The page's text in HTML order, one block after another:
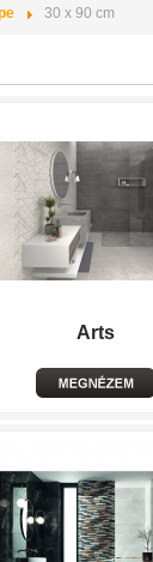
30 x 90 cm
Arts